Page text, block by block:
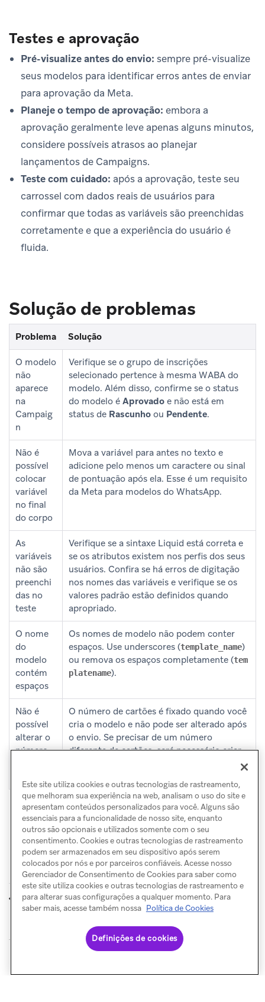
Testes e aprovação
Pré-visualize antes do envio: sempre pré-visualize
seus modelos para identificar erros antes de enviar
para aprovação da Meta.
Planeje o tempo de aprovação: embora a
aprovação geralmente leve apenas alguns minutos,
considere possíveis atrasos ao planejar
lançamentos de Campaigns.
Teste com cuidado: após a aprovação, teste seu
carrossel com dados reais de usuários para
confirmar que todas as variáveis são preenchidas
corretamente e que a experiência do usuário é
fluida.
Solução de problemas
Problema Solução
O modelo
não
aparece
na
Campaig
n
Verifique se o grupo de inscrições
selecionado pertence à mesma WABA do
modelo. Além disso, confirme se o status
do modelo é Aprovado e não está em
status de Rascunho ou Pendente.
Não é
possível
colocar
variável
no final
do corpo
Mova a variável para antes no texto e
adicione pelo menos um caractere ou sinal
de pontuação após ela. Esse é um requisito
da Meta para modelos do WhatsApp.
As
variáveis
não são
preenchi
das no
teste
Verifique se a sintaxe Liquid está correta e
se os atributos existem nos perfis dos seus
usuários. Confira se há erros de digitação
nos nomes das variáveis e verifique se os
valores padrão estão definidos quando
apropriado.
O nome
do
modelo
contém
espaços
Os nomes de modelo não podem conter
espaços. Use underscores (template_name)
ou remova os espaços completamente (tem
platename).
Não é
possível
alterar o
número
O número de cartões é fixado quando você
cria o modelo e não pode ser alterado após
o envio. Se precisar de um número
diferente de cartões, será necessário criar
ANTERIORLiquid PRÓXIMO
Anúncios que
direcionam ao WhatsApp
© Braze. All Rights Reserved Privacy Policy
Este site utiliza cookies e outras tecnologias de rastreamento,
que melhoram sua experiência na web, analisam o uso do site e
apresentam conteúdos personalizados para você. Alguns são
essenciais para a funcionalidade de nosso site, enquanto
outros são opcionais e utilizados somente com o seu
consentimento. Cookies e outras tecnologias de rastreamento
podem ser armazenados em seu dispositivo após serem
colocados por nós e por parceiros confiáveis. Acesse nosso
Gerenciador de Consentimento de Cookies para saber como
este site utiliza cookies e outras tecnologias de rastreamento e
para alterar suas configurações a qualquer momento. Para
saber mais, acesse também nossa Política de Cookies
Definições de cookies